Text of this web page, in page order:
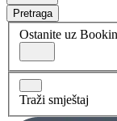
Pretraga
Ostanite uz
Traži smještaj